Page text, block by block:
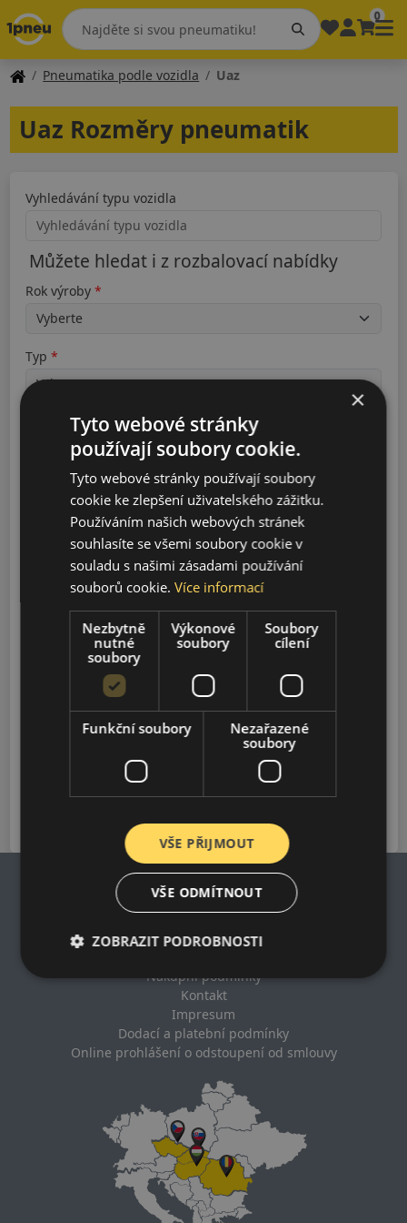
0
Pneumatika podle vozidla Uaz
Uaz Rozměry pneumatik
Vyhledávání typu vozidla
Můžete hledat i z rozbalovací nabídky
Rok výroby
Typ
Vyhledávání
HUNTER
2012-2023
PATRIOT
2018-2022
2016-2022
2017-2022
Impresum
Nákupní podmínky
Kontakt
Impresum
Dodací a platební podmínky
Online prohlášení o odstoupení od smlouvy
×
Tyto webové stránky
používají soubory cookie.
Tyto webové stránky používají soubory
cookie ke zlepšení uživatelského zážitku.
Používáním našich webových stránek
souhlasíte se všemi soubory cookie v
souladu s našimi zásadami používání
souborů cookie.Více informací
Nezbytně
nutné
soubory
Výkonové
soubory
Soubory
cílení
Funkční soubory
Nezařazené
soubory
VŠE PŘIJMOUT
VŠE ODMÍTNOUT
ZOBRAZIT PODROBNOSTI